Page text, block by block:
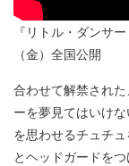
『リトル・ダンサ
（金）全国公開
合わせて解禁され
ーを夢見てはいけ
を思わせるチュチ
とヘッドガードを